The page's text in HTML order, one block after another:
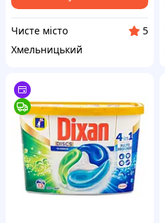
Чисте місто
5
Хмельницький